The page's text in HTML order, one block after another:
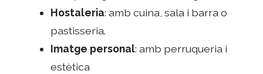
Hostaleria: amb cuina, sala i barra o
pastisseria.
Imatge personal: amb perruqueria i
estètica